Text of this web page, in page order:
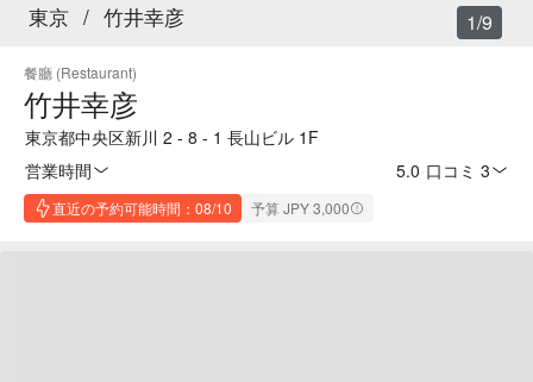
東京 / 竹井幸彦
餐廳 (Restaurant)
竹井幸彦
東京都中央区新川 2 - 8 - 1 長山ビル 1F
営業時間
5.0 口コミ 3
直近の予約可能時間：08/10 予算 JPY 3,000
1/9